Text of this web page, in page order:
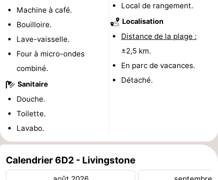
Faire
du
vélo
-
Randonnée
-
Équitation
Terrains
golf
-
Surfen
Peche
-
Machine à café.
Bouilloire.
Lave-vaisselle.
Four à micro-ondes
combiné.
Sanitaire
Douche.
Toilette.
Lavabo.
Local de rangement.
Localisation
Distance de la plage :
±2,5 km.
En parc de vacances.
Détaché.
Calendrier 6D2 - Livingstone